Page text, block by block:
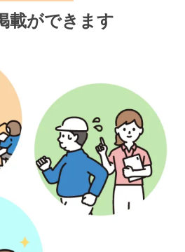
載ができます